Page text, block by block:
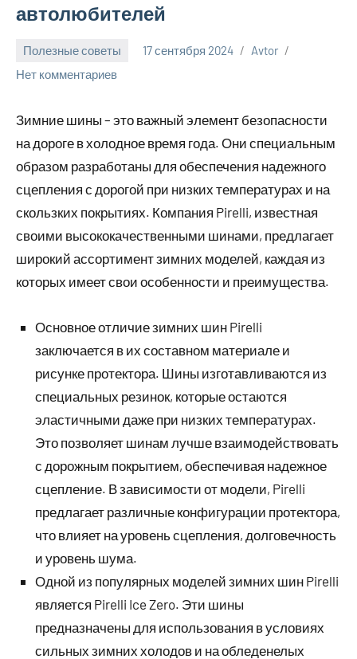
автолюбителей
Полезные советы 17 сентября 2024
Avtor
Нет комментариев
Зимние шины – это важный элемент безопасности
на дороге в холодное время года. Они специальным
образом разработаны для обеспечения надежного
сцепления с дорогой при низких температурах и на
скользких покрытиях. Компания Pirelli, известная
своими высококачественными шинами, предлагает
широкий ассортимент зимних моделей, каждая из
которых имеет свои особенности и преимущества.
Основное отличие зимних шин Pirelli
заключается в их составном материале и
рисунке протектора. Шины изготавливаются из
специальных резинок, которые остаются
эластичными даже при низких температурах.
Это позволяет шинам лучше взаимодействовать
с дорожным покрытием, обеспечивая надежное
сцепление. В зависимости от модели, Pirelli
предлагает различные конфигурации протектора,
что влияет на уровень сцепления, долговечность
и уровень шума.
Одной из популярных моделей зимних шин Pirelli
является Pirelli Ice Zero. Эти шины
предназначены для использования в условиях
сильных зимних холодов и на обледенелых